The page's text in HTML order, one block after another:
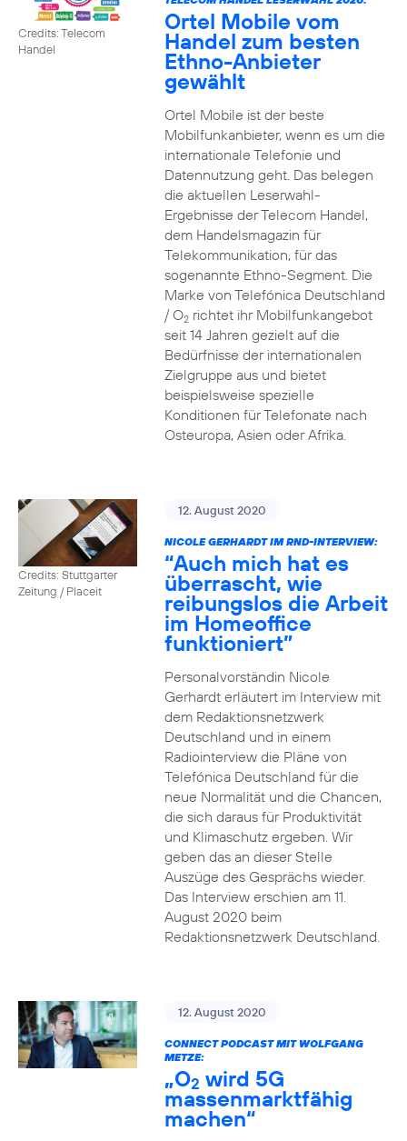
Credits: Telecom
Handel
Ortel Mobile vom
Handel zum besten
Ethno-Anbieter
gewählt
Ortel Mobile ist der beste
Mobilfunkanbieter, wenn es um die
internationale Telefonie und
Datennutzung geht. Das belegen
die aktuellen Leserwahl-
Ergebnisse der Telecom Handel,
dem Handelsmagazin für
Telekommunikation, für das
sogenannte Ethno-Segment. Die
Marke von Telefónica Deutschland
/ O2richtet ihr Mobilfunkangebot
seit 14 Jahren gezielt auf die
Bedürfnisse der internationalen
Zielgruppe aus und bietet
beispielsweise spezielle
Konditionen für Telefonate nach
Osteuropa, Asien oder Afrika.
Credits: Stuttgarter
Zeitung / Placeit
12. August 2020
NICOLE GERHARDT IM RND-INTERVIEW:
“Auch mich hat es
überrascht, wie
reibungslos die Arbeit
im Homeoffice
funktioniert”
Personalvorständin Nicole
Gerhardt erläutert im Interview mit
dem Redaktionsnetzwerk
Deutschland und in einem
Radiointerview die Pläne von
Telefónica Deutschland für die
neue Normalität und die Chancen,
die sich daraus für Produktivität
und Klimaschutz ergeben. Wir
geben das an dieser Stelle
Auszüge des Gesprächs wieder.
Das Interview erschien am 11.
August 2020 beim
Redaktionsnetzwerk Deutschland.
12. August 2020
CONNECT PODCAST MIT WOLFGANG
METZE:
„O2 wird 5G
massenmarktfähig
machen“